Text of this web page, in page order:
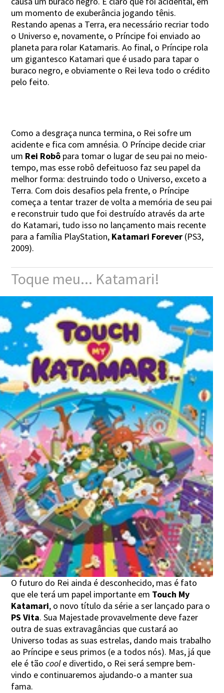
um momento de exuberância jogando tênis.
Restando apenas a Terra, era necessário recriar todo
o Universo e, novamente, o Príncipe foi enviado ao
planeta para rolar Katamaris. Ao final, o Príncipe rola
um gigantesco Katamari que é usado para tapar o
buraco negro, e obviamente o Rei leva todo o crédito
pelo feito.
Como a desgraça nunca termina, o Rei sofre um
acidente e fica com amnésia. O Príncipe decide criar
um Rei Robô para tomar o lugar de seu pai no meio-
tempo, mas esse robô defeituoso faz seu papel da
melhor forma: destruindo todo o Universo, exceto a
Terra. Com dois desafios pela frente, o Príncipe
começa a tentar trazer de volta a memória de seu pai
e reconstruir tudo que foi destruído através da arte
do Katamari, tudo isso no lançamento mais recente
para a família PlayStation, Katamari Forever (PS3,
2009).
Toque meu... Katamari!
O futuro do Rei ainda é desconhecido, mas é fato
que ele terá um papel importante em Touch My
Katamari, o novo título da série a ser lançado para o
PS Vita. Sua Majestade provavelmente deve fazer
outra de suas extravagâncias que custará ao
Universo todas as suas estrelas, dando mais trabalho
ao Príncipe e seus primos (e a todos nós). Mas, já que
ele é tãocoole divertido, o Rei será sempre bem-
vindo e continuaremos ajudando-o a manter sua
fama.